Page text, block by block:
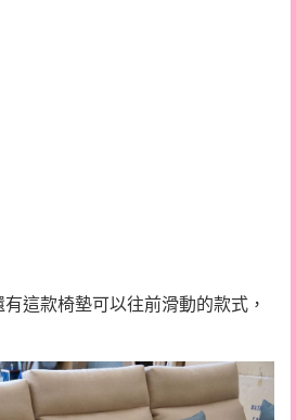
這款椅墊可以往前滑動的款式，